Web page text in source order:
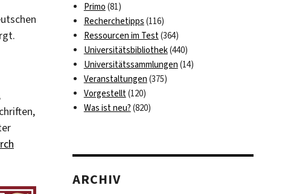
Primo (81)
Recherchetipps (116)
Ressourcen im Test(364)
Universitätsbibliothek(440)
Universitätssammlungen (14)
Veranstaltungen (375)
Vorgestellt(120)
Was ist neu? (820)
ARCHIV